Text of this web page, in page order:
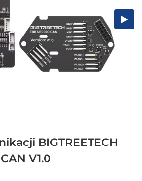
BIGTREETECH
V1.0